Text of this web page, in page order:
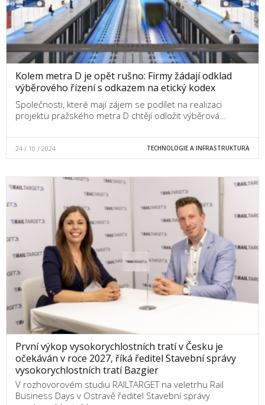
Kolem metra D je opět rušno: Firmy žádají odklad
výběrového řízení s odkazem na etický kodex
Společnosti, které mají zájem se podílet na realizaci
projektu pražského metra D chtějí odložit výběrová…
24 / 10 / 2024 TECHNOLOGIE A INFRASTRUKTURA
První výkop vysokorychlostních tratí v Česku je
očekáván v roce 2027, říká ředitel Stavební správy
vysokorychlostních tratí Bazgier
V rozhovorovém studiu RAILTARGET na veletrhu Rail
Business Days v Ostravě ředitel Stavební správy